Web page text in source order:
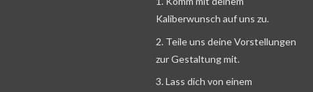
Kaliberwunsch auf uns zu.
2. Teile uns deine Vorstellungen
zur Gestaltung mit.
3. Lass dich von einem